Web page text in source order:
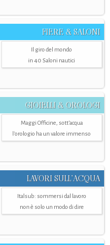
FIERE & SALONI
Il giro del mondo
in 40 Saloni nautici
GIOIELLI & OROLOGI
Maggi Officine, sott’acqua
l'orologio ha un valore immenso
LAVORI SULL’ACQUA
Italsub: sommersi dal lavoro
non è solo un modo di dire